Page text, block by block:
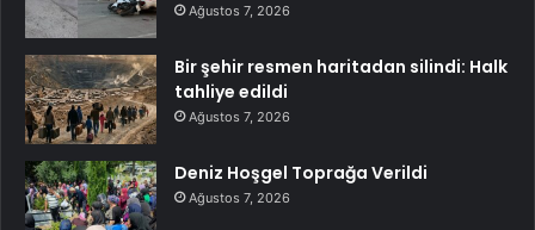
Ağustos 7, 2026
Bir şehir resmen haritadan silindi: Halk
tahliye edildi
Ağustos 7, 2026
Deniz Hoşgel Toprağa Verildi
Ağustos 7, 2026